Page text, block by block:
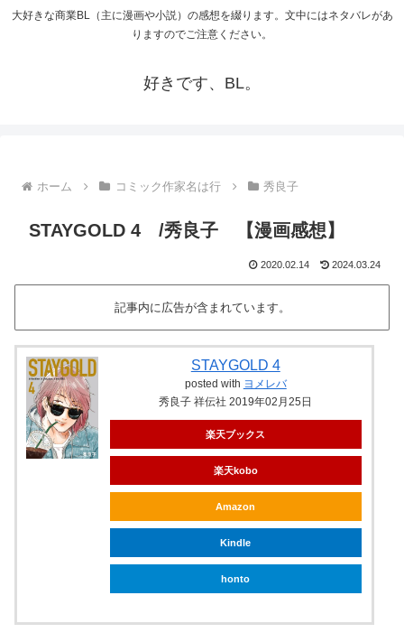
大好きな商業BL（主に漫画や小説）の感想を綴ります。文中にはネタバレがあ
りますのでご注意ください。
好きです、BL。
ホーム コミック作家名は行 秀良子
STAYGOLD 4 /秀良子 【漫画感想】
2020.02.14 2024.03.24
記事内に広告が含まれています。
STAYGOLD 4
posted with ヨメレバ
秀良子 祥伝社 2019年02月25日
楽天ブックス
楽天kobo
Amazon
Kindle
honto